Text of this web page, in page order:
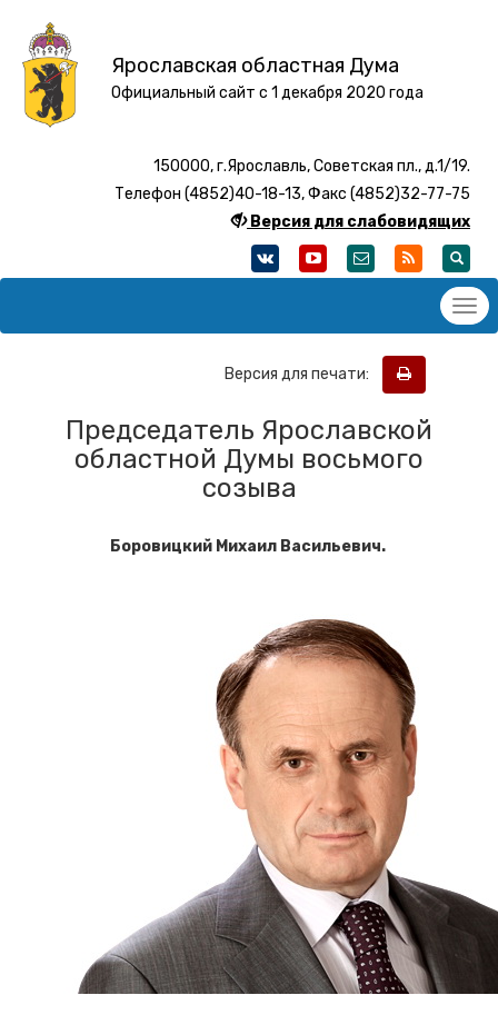
Ярославская областная Дума
Официальный сайт с 1 декабря 2020 года
150000, г.Ярославль, Советская пл., д.1/19.
Телефон (4852)40-18-13, Факс (4852)32-77-75
Версия для слабовидящих
Версия для печати:
Председатель Ярославской
областной Думы восьмого
созыва
Боровицкий Михаил Васильевич.